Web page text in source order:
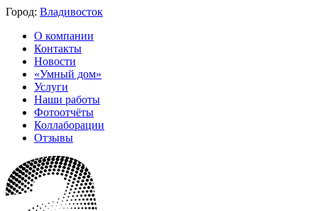
Город: Владивосток
О компании
Контакты
Новости
«Умный дом»
Услуги
Наши работы
Фотоотчёты
Коллаборации
Отзывы